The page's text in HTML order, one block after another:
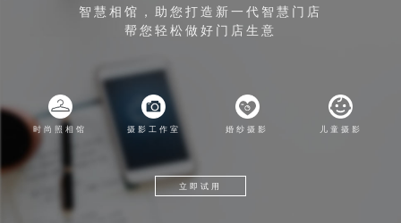
智慧相馆，助您打造新一代智慧门店
帮您轻松做好门店生意
时尚照相馆 摄影工作室 婚纱摄影 儿童摄影
立即试用